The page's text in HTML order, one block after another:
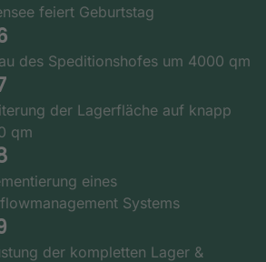
feiert Geburtstag
des Speditionshofes um 4000 qm
der Lagerfläche auf knapp
qm
eines
Systems
der kompletten Lager &